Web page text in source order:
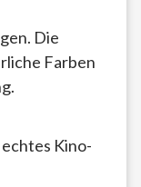
Die
Farben
Kino-